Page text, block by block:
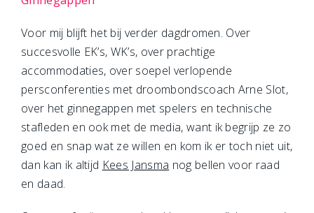
Voor mij blijft het bij verder dagdromen. Over
succesvolle EK’s, WK’s, over prachtige
accommodaties, over soepel verlopende
persconferenties met droombondscoach Arne Slot,
over het ginnegappen met spelers en technische
stafleden en ook met de media, want ik begrijp ze zo
goed en snap wat ze willen en kom ik er toch niet uit,
dan kan ik altijd Kees Jansma nog bellen voor raad
en daad.